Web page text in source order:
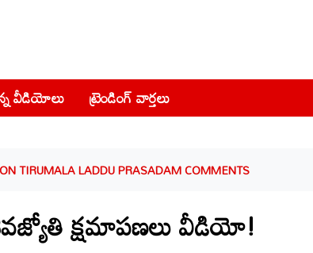
వీడియోలు ట్రెండింగ్ వార్తలు
TIRUMALA LADDU PRASADAM COMMENTS
క్షమాపణలు వీడియో!